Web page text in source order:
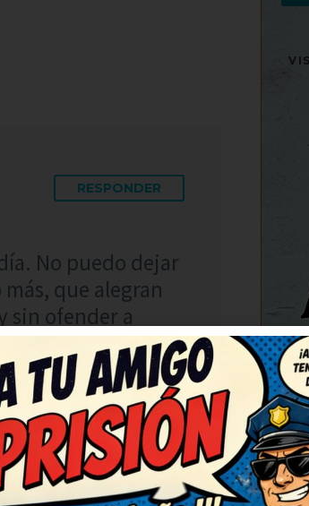
RESPONDER
No puedo dejar
que alegran
sin ofender a
RESPONDER